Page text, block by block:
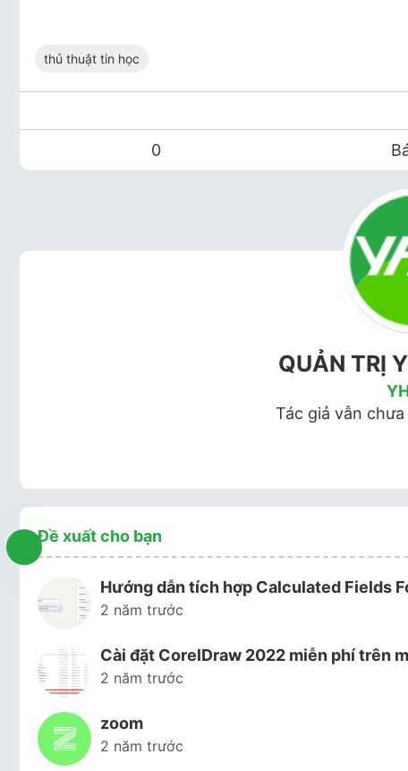
thủ thuật tin học
0
QUẢN TRỊ
Tác giả vẫn
Đề xuất cho bạn
Hướng dẫn tích hợp Calculated Fields
2 năm trước
Cài đặt CorelDraw 2022 miễn phí trên
2 năm trước
zoom
2 năm trước